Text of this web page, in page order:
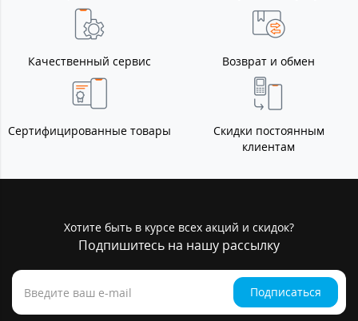
Качественный сервис Возврат и обмен
Сертифицированные товары
Скидки постоянным
клиентам
Хотите быть в курсе всех акций и скидок?
Подпишитесь на нашу рассылку
Подписаться